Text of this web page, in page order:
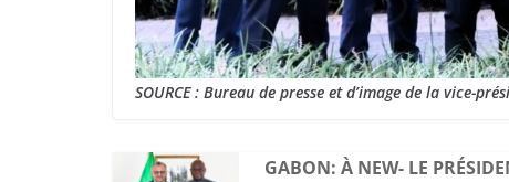
SOURCE : Bureau de presse et d’image de la vice-
GABON: À NEW- LE